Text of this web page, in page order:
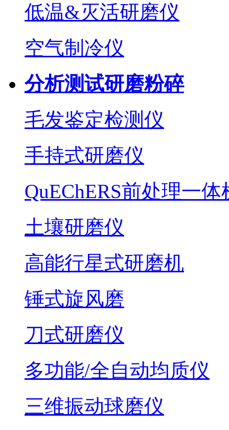
低温&灭活研磨仪
空气制冷仪
分析测试研磨粉碎
毛发鉴定检测仪
手持式研磨仪
QuEChERS前处理一体
土壤研磨仪
高能行星式研磨机
锤式旋风磨
刀式研磨仪
多功能/全自动均质仪
三维振动球磨仪